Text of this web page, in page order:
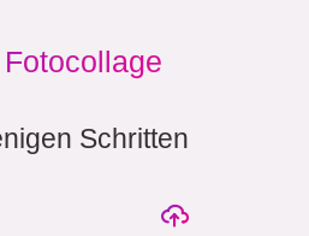
Schritten